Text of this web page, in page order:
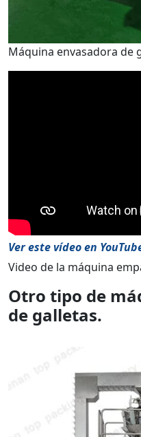
Máquina envasadora de
Ver este vídeo en
Video de la máquina
Otro tipo de
de galletas.